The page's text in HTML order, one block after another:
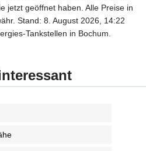
jetzt geöffnet haben. Alle Preise in
Stand: 8. August 2026, 14:22
Tankstellen in Bochum.